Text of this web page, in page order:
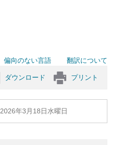
偏向のない言語 翻訳について
ダウンロード プリント
2026年3月18日水曜日